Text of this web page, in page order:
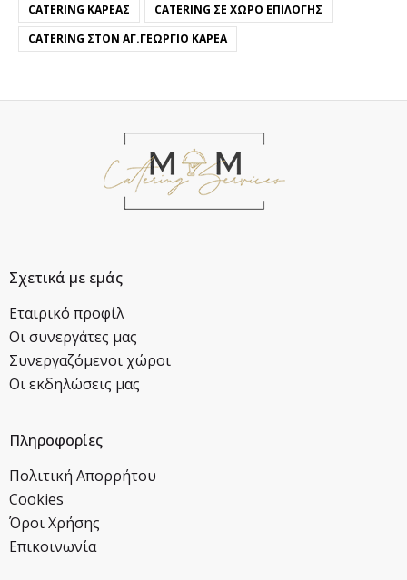
CATERING ΚΑΡΈΑΣ
CATERING ΣΕ ΧΏΡΟ ΕΠΙΛΟΓΉΣ
CATERING ΣΤΟΝ ΑΓ.ΓΕΏΡΓΙΟ ΚΑΡΈΑ
Σχετικά με εμάς
Εταιρικό προφίλ
Οι συνεργάτες μας
Συνεργαζόμενοι χώροι
Οι εκδηλώσεις μας
Πληροφορίες
Πολιτική Απορρήτου
Cookies
Όροι Χρήσης
Επικοινωνία